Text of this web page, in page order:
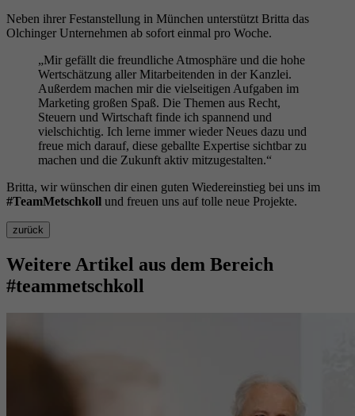
Neben ihrer Festanstellung in München unterstützt Britta das
Olchinger Unternehmen ab sofort einmal pro Woche.
„Mir gefällt die freundliche Atmosphäre und die hohe
Wertschätzung aller Mitarbeitenden in der Kanzlei.
Außerdem machen mir die vielseitigen Aufgaben im
Marketing großen Spaß. Die Themen aus Recht,
Steuern und Wirtschaft finde ich spannend und
vielschichtig. Ich lerne immer wieder Neues dazu und
freue mich darauf, diese geballte Expertise sichtbar zu
machen und die Zukunft aktiv mitzugestalten.“
Britta, wir wünschen dir einen guten Wiedereinstieg bei uns im
#TeamMetschkoll und freuen uns auf tolle neue Projekte.
zurück
Weitere Artikel aus dem Bereich
#teammetschkoll